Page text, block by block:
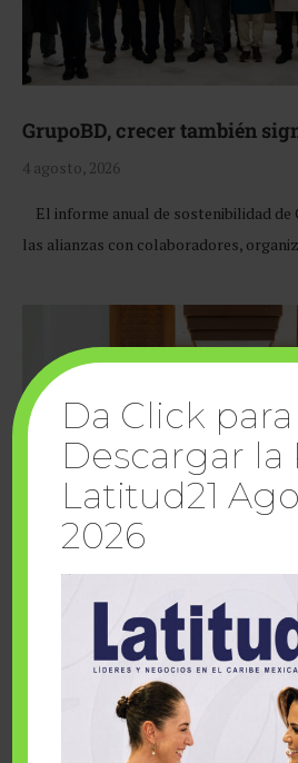
GrupoBD, crecer también
4 agosto, 2026
El informe anual de sostenibilidad de
las alianzas con colaboradores,
Cuando la solidaridad
sueños Fairmont Mayakoba
Da Click para
Descargar la
Latitud21
2026